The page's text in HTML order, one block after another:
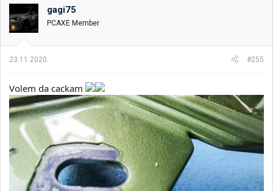
o
v
a
n
:
gagi75
PCAXE Member
23.11.2020. #255
Volem da cackam